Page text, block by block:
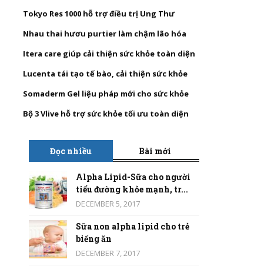
Tokyo Res 1000 hỗ trợ điều trị Ung Thư
Nhau thai hươu purtier làm chậm lão hóa
Itera care giúp cải thiện sức khỏe toàn diện
Lucenta tái tạo tế bào, cải thiện sức khỏe
Somaderm Gel liệu pháp mới cho sức khỏe
Bộ 3 Vlive hỗ trợ sức khỏe tối ưu toàn diện
Đọc nhiều Bài mới
Alpha Lipid-Sữa cho người
tiểu đường khỏe mạnh, tr...
DECEMBER 5, 2017
Sữa non alpha lipid cho trẻ
biếng ăn
DECEMBER 7, 2017